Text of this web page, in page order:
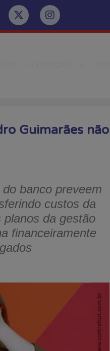
Guimarães não
banco preveem
custos da
da gestão
financeiramente